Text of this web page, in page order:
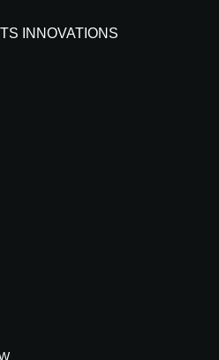
INNOVATIONS